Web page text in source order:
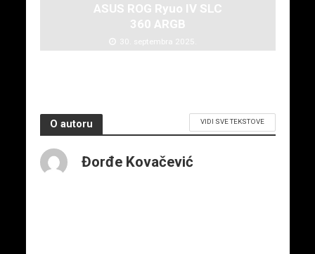
ASUS ROG Ryuo IV SLC
360 ARGB
30. septembra 2025.
O autoru VIDI SVE TEKSTOVE
Đorđe Kovačević